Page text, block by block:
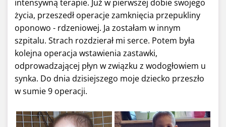
intensywną terapie. Już w pierwszej dobie swojego
życia, przeszedł operacje zamknięcia przepukliny
oponowo - rdzeniowej. Ja zostałam w innym
szpitalu. Strach rozdzierał mi serce. Potem była
kolejna operacja wstawienia zastawki,
odprowadzającej płyn w związku z wodogłowiem u
synka. Do dnia dzisiejszego moje dziecko przeszło
w sumie 9 operacji.